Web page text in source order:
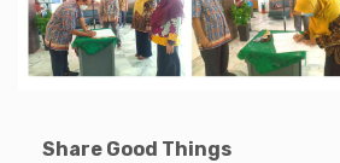
Share Good Things